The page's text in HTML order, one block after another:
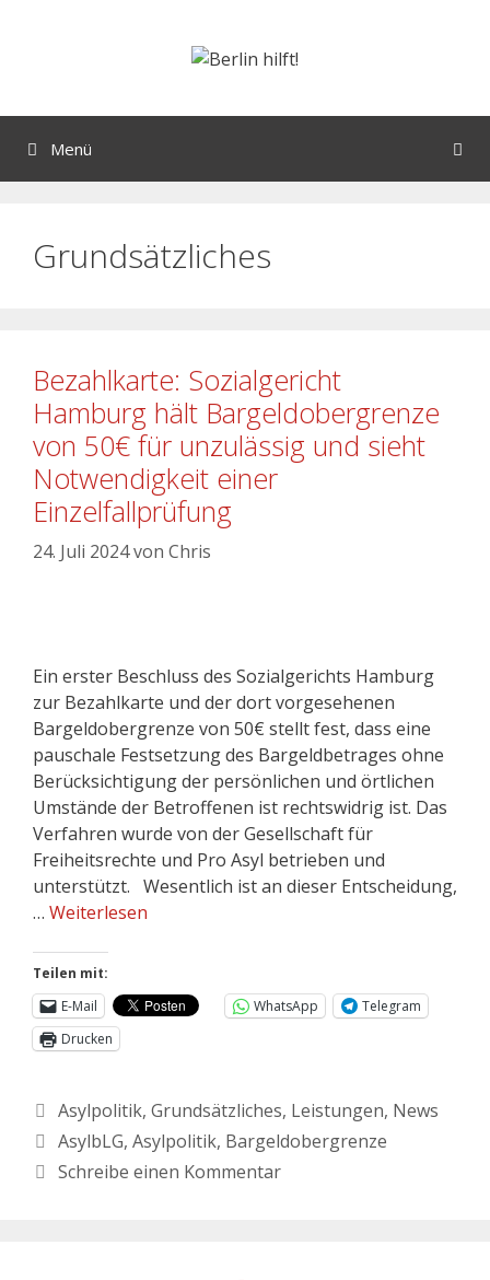
Menü
Grundsätzliches
Bezahlkarte: Sozialgericht
Hamburg hält Bargeldobergrenze
von 50€ für unzulässig und sieht
Notwendigkeit einer
Einzelfallprüfung
24. Juli 2024von Chris
Ein erster Beschluss des Sozialgerichts Hamburg
zur Bezahlkarte und der dort vorgesehenen
Bargeldobergrenze von 50€ stellt fest, dass eine
pauschale Festsetzung des Bargeldbetrages ohne
Berücksichtigung der persönlichen und örtlichen
Umstände der Betroffenen ist rechtswidrig ist. Das
Verfahren wurde von der Gesellschaft für
Freiheitsrechte und Pro Asyl betrieben und
unterstützt. Wesentlich ist an dieser Entscheidung,
… Weiterlesen
Teilen mit:
E-Mail
WhatsApp
Telegram
Drucken
Asylpolitik, Grundsätzliches, Leistungen, News
AsylbLG, Asylpolitik, Bargeldobergrenze
Schreibe einen Kommentar